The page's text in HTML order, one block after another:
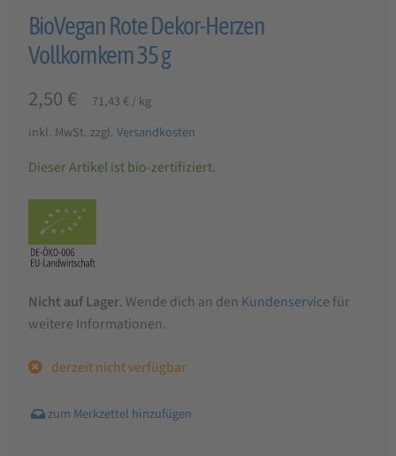
BioVegan Rote Dekor-Herzen
Vollkornkern 35 g
2,50 € 71,43 €/kg
inkl. MwSt. zzgl. Versandkosten
Dieser Artikel ist bio-zertifiziert.
Nicht auf Lager. Wende dich an den Kundenservice für
weitere Informationen.
derzeit nicht verfügbar